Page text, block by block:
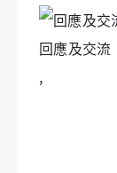
回應及交流
,